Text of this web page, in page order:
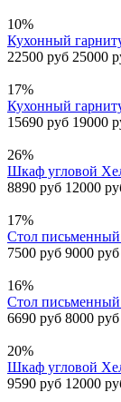
10%
Кухонный
22500 руб 25000
17%
Кухонный
15690 руб 19000
26%
Шкаф угловой
8890 руб 12000
17%
Стол
7500 руб 9000 руб
16%
Стол
6690 руб 8000 руб
20%
Шкаф угловой
9590 руб 12000